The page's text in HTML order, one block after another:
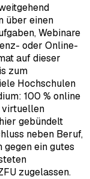
über einen
Webinare
oder Online-
auf dieser
zum
Hochschulen
100 % online
virtuellen
gebündelt
neben Beruf,
ein gutes
zugelassen.